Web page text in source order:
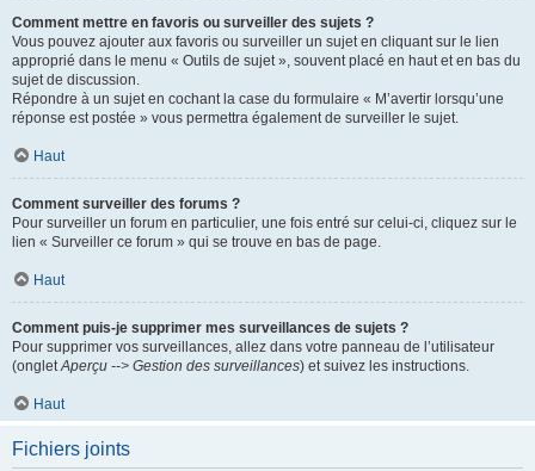
Comment mettre en favoris ou surveiller des sujets ?
Vous pouvez ajouter aux favoris ou surveiller un sujet en cliquant sur le lien
approprié dans le menu « Outils de sujet », souvent placé en haut et en bas du
sujet de discussion.
Répondre à un sujet en cochant la case du formulaire « M’avertir lorsqu’une
réponse est postée » vous permettra également de surveiller le sujet.
Haut
Comment surveiller des forums ?
Pour surveiller un forum en particulier, une fois entré sur celui-ci, cliquez sur le
lien « Surveiller ce forum » qui se trouve en bas de page.
Haut
Comment puis-je supprimer mes surveillances de sujets ?
Pour supprimer vos surveillances, allez dans votre panneau de l’utilisateur
(ongletAperçu --> Gestion des surveillances) et suivez les instructions.
Haut
Fichiers joints